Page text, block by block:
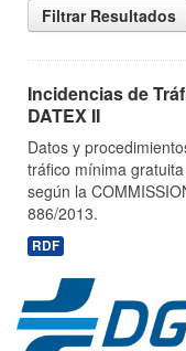
Filtrar Resultados
Incidencias de
DATEX II
Datos y
tráfico mínima
según la
886/2013.
RDF